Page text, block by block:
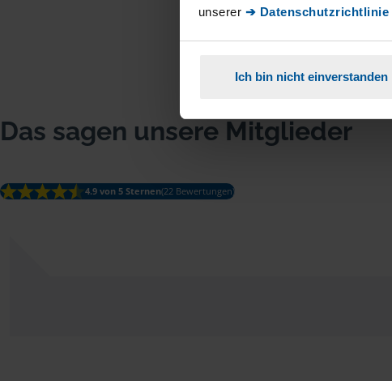
unserer ➔ Datenschutzrichtlinie
Ich bin nicht einverstanden
Das sagen unsere Mitglieder
4.9 von 5 Sternen(22 Bewertungen)